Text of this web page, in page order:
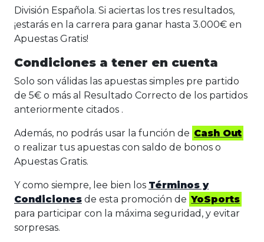
División Española. Si aciertas los tres resultados,
¡estarás en la carrera para ganar hasta 3.000€ en
Apuestas Gratis!
Condiciones a tener en cuenta
Solo son válidas las apuestas simples pre partido
de 5€ o más al Resultado Correcto de los partidos
anteriormente citados .
Además, no podrás usar la función de Cash Out
o realizar tus apuestas con saldo de bonos o
Apuestas Gratis.
Y como siempre, lee bien los Términos y
Condiciones de esta promoción de YoSports
para participar con la máxima seguridad, y evitar
sorpresas.